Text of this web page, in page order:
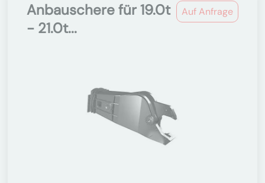
Auf Anfrage
Anbauschere für 19.0t
- 21.0t...